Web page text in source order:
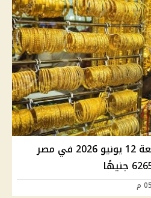
أسعار الذهب اليوم الجمعة 12 يونيو 2026 في مصر